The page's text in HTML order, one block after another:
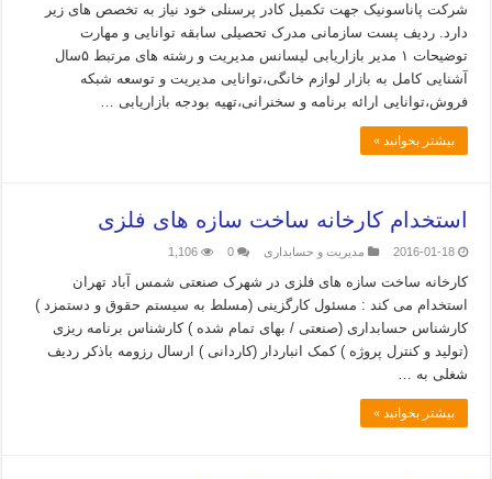
شرکت پاناسونیک جهت تکمیل کادر پرسنلی خود نیاز به تخصص های زیر
دارد. ردیف پست سازمانی مدرک تحصیلی سابقه توانایی و مهارت
توضیحات ۱ مدیر بازاریابی لیسانس مدیریت و رشته های مرتبط ۵سال
آشنایی کامل به بازار لوازم خانگی،توانایی مدیریت و توسعه شبکه
فروش،توانایی ارائه برنامه و سخنرانی،تهیه بودجه بازاریابی …
بیشتر بخوانید »
استخدام کارخانه ساخت سازه های فلزی
2016-01-18 مدیریت و حسابداری 0
1,106
کارخانه ساخت سازه های فلزی در شهرک صنعتی شمس آباد تهران
استخدام می کند : مسئول کارگزینی (مسلط به سیستم حقوق و دستمزد )
کارشناس حسابداری (صنعتی / بهای تمام شده ) کارشناس برنامه ریزی
(تولید و کنترل پروژه ) کمک انباردار (کاردانی ) ارسال رزومه باذکر ردیف
شغلی به …
بیشتر بخوانید »